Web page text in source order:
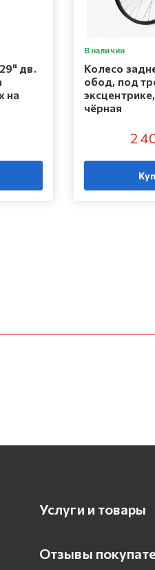
дв.
на
В наличии
Колесо
обод, под
чёрная
2
Услуги и товары
Отзывы